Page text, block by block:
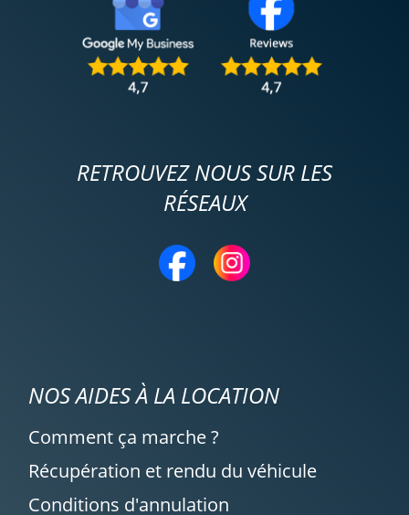
RETROUVEZ NOUS SUR LES
RÉSEAUX
NOS AIDES À LA LOCATION
Comment ça marche ?
Récupération et rendu du véhicule
Conditions d'annulation